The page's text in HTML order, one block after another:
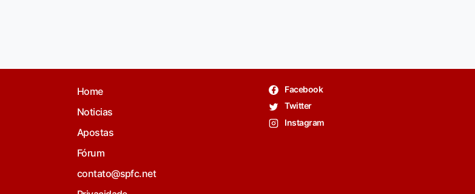
Home
Noticias
Apostas
Fórum
contato@spfc.net
Facebook
Twitter
Instagram